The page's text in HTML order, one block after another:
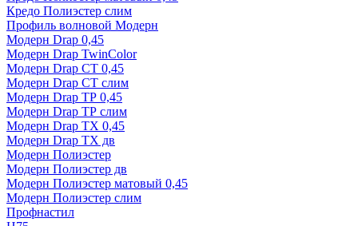
Кредо Полиэстер слим
Профиль волновой Модерн
Модерн Drap 0,45
Модерн Drap TwinColor
Модерн Drap СТ 0,45
Модерн Drap СТ слим
Модерн Drap ТР 0,45
Модерн Drap ТР слим
Модерн Drap ТХ 0,45
Модерн Drap ТХ дв
Модерн Полиэстер
Модерн Полиэстер дв
Модерн Полиэстер матовый 0,45
Модерн Полиэстер слим
Профнастил